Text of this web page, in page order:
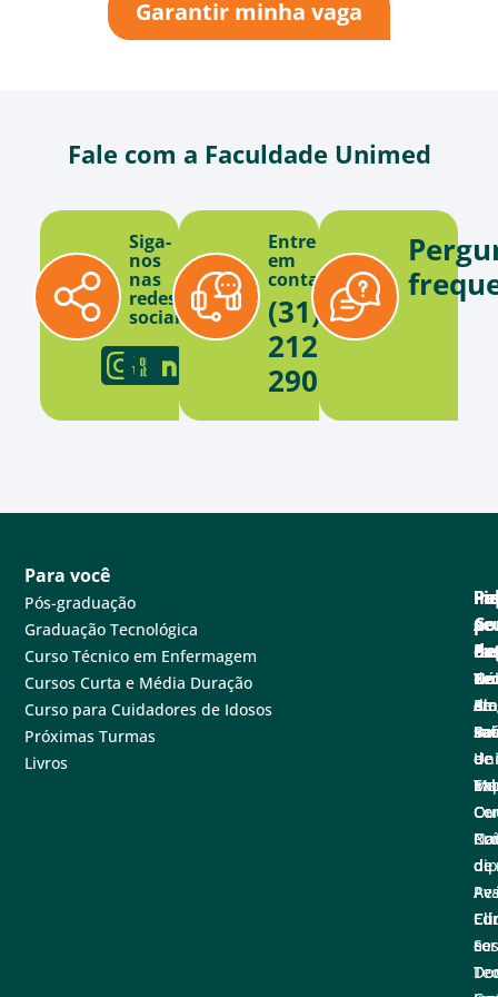
Garantir minha vaga
Fale com a Faculdade Unimed
Siga-
nos
nas
redes
sociais
Entre
em
contato
(31)
2121-
2900
Para você
Pós-graduação
Graduação Tecnológica
Curso Técnico em Enfermagem
Cursos Curta e Média Duração
Curso para Cuidadores de Idosos
Próximas Turmas
Livros
em
e
de
e
de
e
de
de
de
A
A
de